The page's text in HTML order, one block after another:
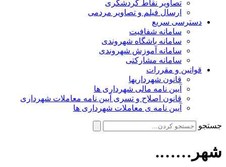
تصاویر نقاط گردشگری
ارسال فیلم و تصاویر مردمی
دسترسی سریع
سامانه شفافیت
سامانه باشگاه شهروندی
سامانه آموزش شهروندی
سامانه مشارکتی
قوانین و مقررات
قانون شهرداریها
آیین نامه مالی شهرداری ها
قانون اصلاح و تسری آیین نامه معاملات شهرداری
آیین نامه ی معاملات شهرداری ها
جستجو
شهر…….